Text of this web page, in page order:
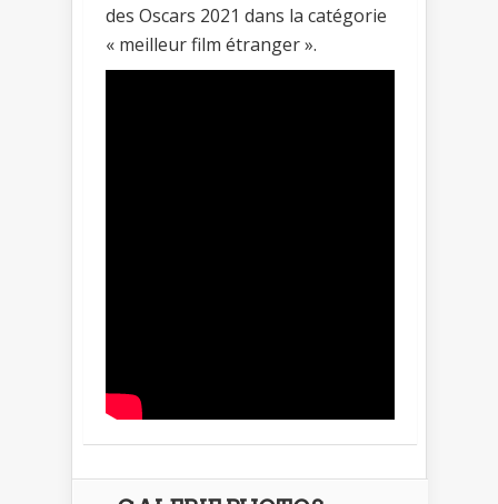
des Oscars 2021 dans la catégorie
« meilleur film étranger ».